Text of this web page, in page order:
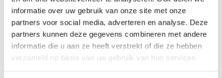
informatie over uw gebruik van onze site met onze
partners voor social media, adverteren en analyse. Deze
partners kunnen deze gegevens combineren met andere
informatie die u aan ze heeft verstrekt of die ze hebben
verzameld op basis van uw gebruik van hun services.